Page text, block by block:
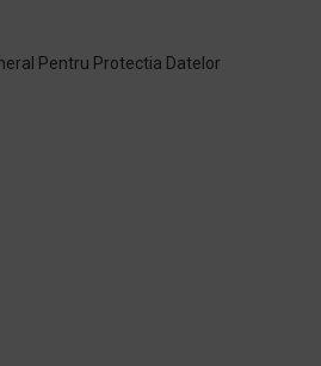
Pentru Protectia Datelor